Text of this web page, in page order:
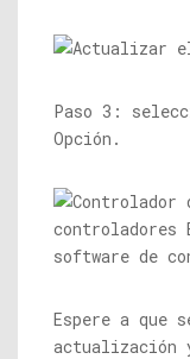
Paso 3:
Opción.
Espere a que
actualización